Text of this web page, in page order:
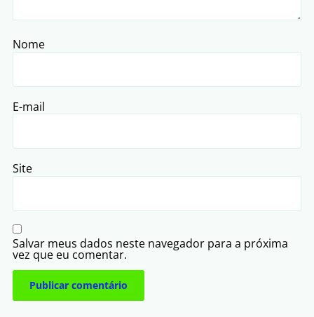
Nome
E-mail
Site
Salvar meus dados neste navegador para a próxima
vez que eu comentar.